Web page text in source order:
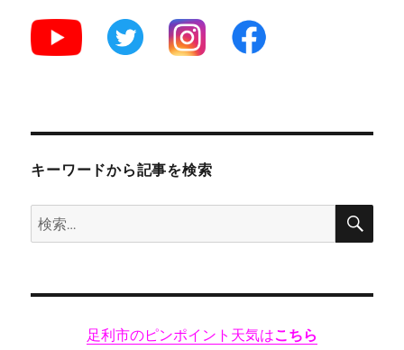
ま
や”
本
で
る
氷！
感
キーワードから記事を検索
検
索:
検
足利市のピンポイント天気はこちら